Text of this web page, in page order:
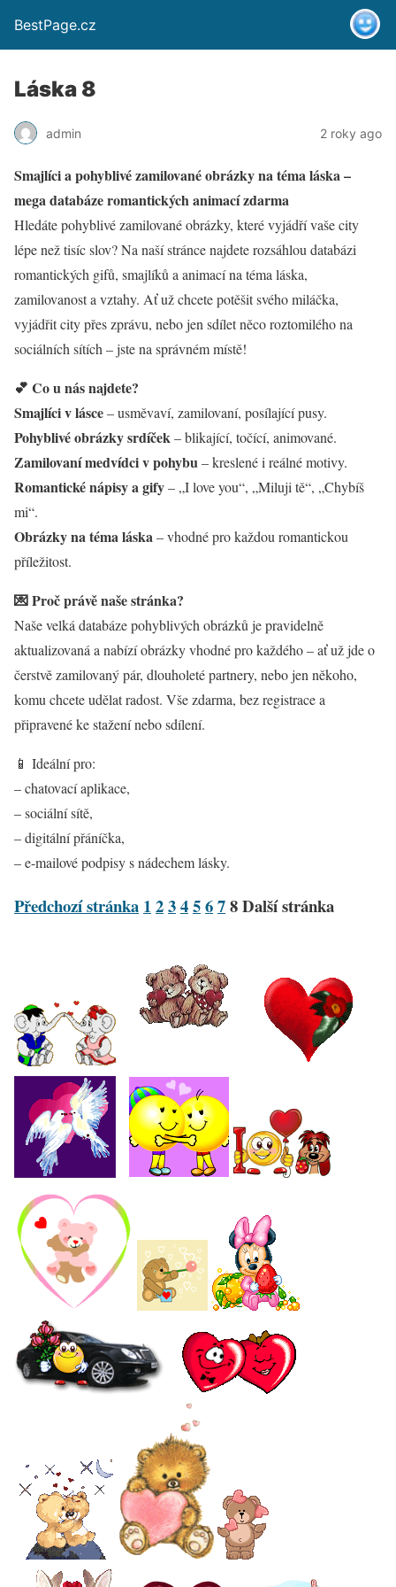
BestPage.cz
Láska 8
admin 2 roky ago
Smajlíci a pohyblivé zamilované obrázky na téma láska –
mega databáze romantických animací zdarma
Hledáte pohyblivé zamilované obrázky, které vyjádří vaše city
lépe než tisíc slov? Na naší stránce najdete rozsáhlou databázi
romantických gifů, smajlíků a animací na téma láska,
zamilovanost a vztahy. Ať už chcete potěšit svého miláčka,
vyjádřit city přes zprávu, nebo jen sdílet něco roztomilého na
sociálních sítích – jste na správném místě!
💕 Co u nás najdete?
Smajlíci v lásce– usměvaví, zamilovaní, posílající pusy.
Pohyblivé obrázky srdíček– blikající, točící, animované.
Zamilovaní medvídci v pohybu– kreslené i reálné motivy.
Romantické nápisy a gify– „I love you“, „Miluji tě“, „Chybíš
mi“.
Obrázky na téma láska– vhodné pro každou romantickou
příležitost.
💌 Proč právě naše stránka?
Naše velká databáze pohyblivých obrázků je pravidelně
aktualizovaná a nabízí obrázky vhodné pro každého – ať už jde o
čerstvě zamilovaný pár, dlouholeté partnery, nebo jen někoho,
komu chcete udělat radost. Vše zdarma, bez registrace a
připravené ke stažení nebo sdílení.
📱 Ideální pro:
– chatovací aplikace,
– sociální sítě,
– digitální přáníčka,
– e-mailové podpisy s nádechem lásky.
Předchozí stránka 12345678Další stránka